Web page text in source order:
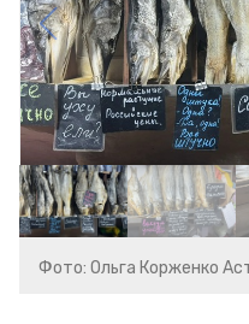
Фото: Ольга Корженко